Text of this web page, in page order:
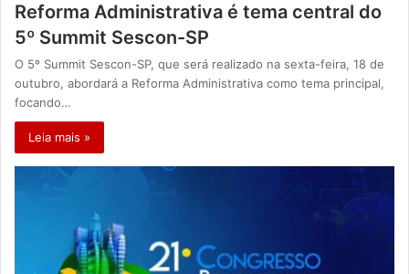
Reforma Administrativa é tema central do
5º Summit Sescon-SP
O 5º Summit Sescon-SP, que será realizado na sexta-feira, 18 de
outubro, abordará a Reforma Administrativa como tema principal,
focando…
Leia mais »